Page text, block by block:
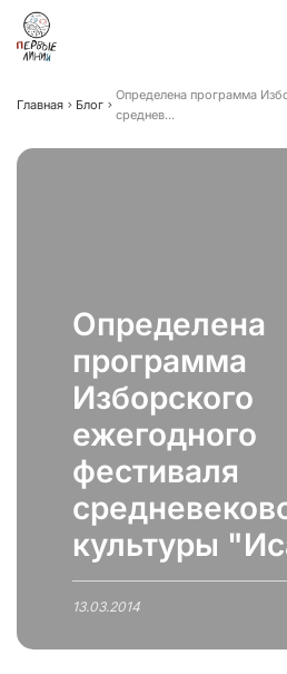
Главная Блог
Определена программа
среднев...
Определена
программа
Изборского
ежегодного
фестиваля
культуры
13.03.2014